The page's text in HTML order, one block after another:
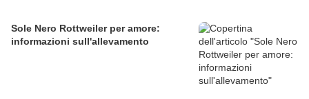
Sole Nero Rottweiler per amore:
informazioni sull'allevamento